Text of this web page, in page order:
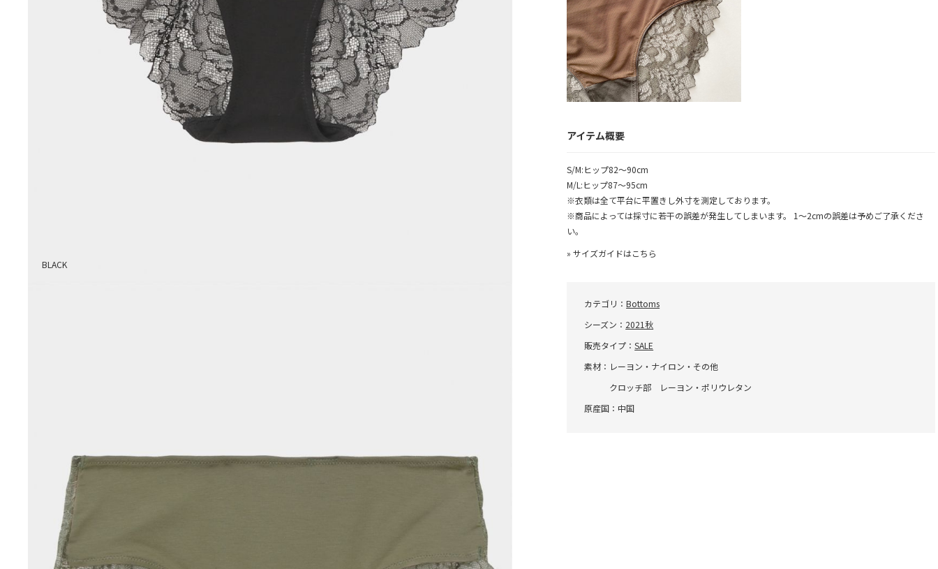
アイテム概要
S/M:ヒップ82〜90cm
M/L:ヒップ87〜95cm
※衣類は全て平台に平置きし外寸を測定しております。
※商品によっては採寸に若干の誤差が発生してしまいます。 1～2cmの誤差は予めご了承くださ
い。
»サイズガイドはこちら
カテゴリ：Bottoms
シーズン： 2021秋
販売タイプ：SALE
素材： レーヨン・ナイロン・その他
クロッチ部 レーヨン・ポリウレタン
原産国： 中国
BLACK